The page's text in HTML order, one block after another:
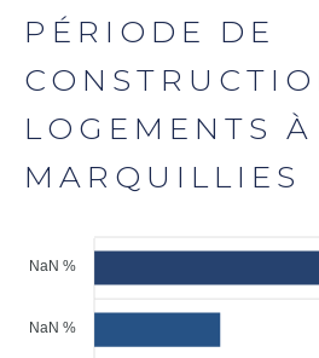
PÉRIODE DE
LOGEMENTS À
MARQUILLIES
NaN %
NaN %